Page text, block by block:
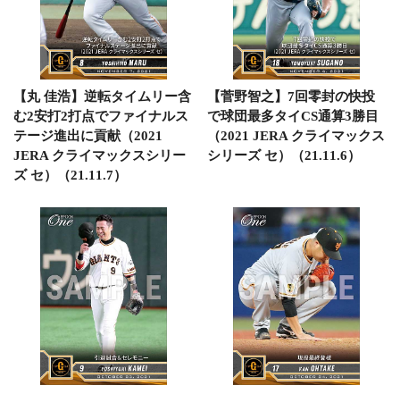
【丸 佳浩】逆転タイムリー含
む2安打2打点でファイナルス
テージ進出に貢献（2021
JERA クライマックスシリー
ズ セ）（21.11.7）
【菅野智之】7回零封の快投
で球団最多タイCS通算3勝目
（2021 JERA クライマックス
シリーズ セ）（21.11.6）